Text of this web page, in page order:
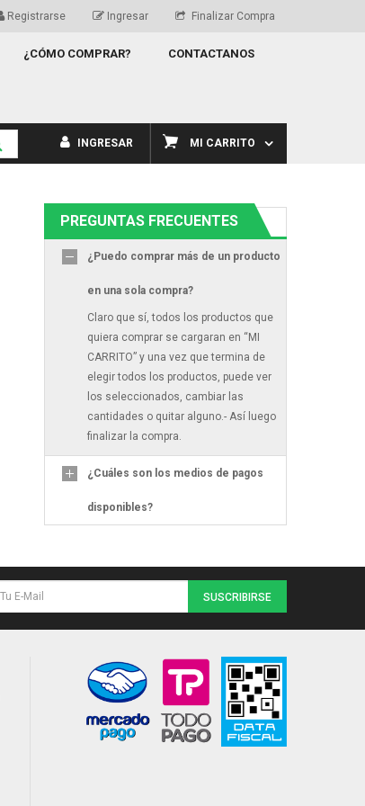
Registrarse Ingresar Finalizar Compra
¿CÓMO COMPRAR? CONTACTANOS
MI CARRITO
INGRESAR
PREGUNTAS FRECUENTES
¿Puedo comprar más de un producto
en una sola compra?
Claro que sí, todos los productos que
quiera comprar se cargaran en “MI
CARRITO” y una vez que termina de
elegir todos los productos, puede ver
los seleccionados, cambiar las
cantidades o quitar alguno.- Así luego
finalizar la compra.
¿Cuáles son los medios de pagos
disponibles?
SUSCRIBIRSE